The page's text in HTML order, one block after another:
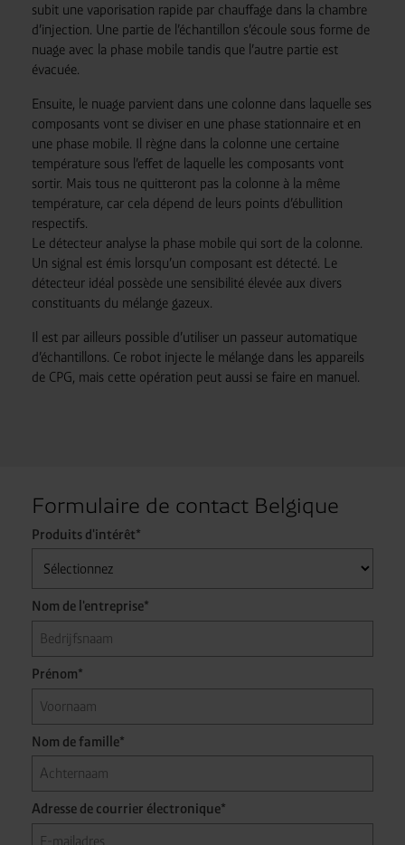
subit une vaporisation rapide par chauffage dans la chambre
d’injection. Une partie de l’échantillon s’écoule sous forme de
nuage avec la phase mobile tandis que l’autre partie est
évacuée.
Ensuite, le nuage parvient dans une colonne dans laquelle ses
composants vont se diviser en une phase stationnaire et en
une phase mobile. Il règne dans la colonne une certaine
température sous l’effet de laquelle les composants vont
sortir. Mais tous ne quitteront pas la colonne à la même
température, car cela dépend de leurs points d’ébullition
respectifs.
Le détecteur analyse la phase mobile qui sort de la colonne.
Un signal est émis lorsqu’un composant est détecté. Le
détecteur idéal possède une sensibilité élevée aux divers
constituants du mélange gazeux.
Il est par ailleurs possible d’utiliser un passeur automatique
d’échantillons. Ce robot injecte le mélange dans les appareils
de CPG, mais cette opération peut aussi se faire en manuel.
Formulaire de contact Belgique
Produits d'intérêt*
Nom de l'entreprise*
Prénom*
Nom de famille*
Adresse de courrier électronique*